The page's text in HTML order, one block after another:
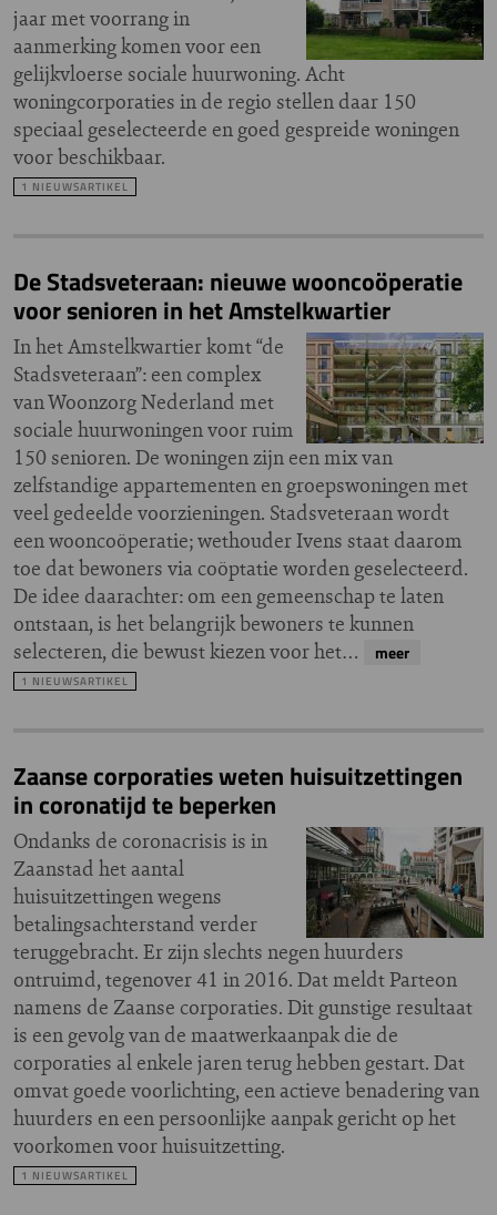
jaar met voorrang in
aanmerking komen voor een
gelijkvloerse sociale huurwoning. Acht
woningcorporaties in de regio stellen daar 150
speciaal geselecteerde en goed gespreide woningen
voor beschikbaar.
1 NIEUWSARTIKEL
De Stadsveteraan: nieuwe wooncoöperatie
voor senioren in het Amstelkwartier
In het Amstelkwartier komt “de
Stadsveteraan”: een complex
van Woonzorg Nederland met
sociale huurwoningen voor ruim
150 senioren. De woningen zijn een mix van
zelfstandige appartementen en groepswoningen met
veel gedeelde voorzieningen. Stadsveteraan wordt
een wooncoöperatie; wethouder Ivens staat daarom
toe dat bewoners via coöptatie worden geselecteerd.
De idee daarachter: om een gemeenschap te laten
ontstaan, is het belangrijk bewoners te kunnen
selecteren, die bewust kiezen voor het…
meer
1 NIEUWSARTIKEL
Zaanse corporaties weten huisuitzettingen
in coronatijd te beperken
Ondanks de coronacrisis is in
Zaanstad het aantal
huisuitzettingen wegens
betalingsachterstand verder
teruggebracht. Er zijn slechts negen huurders
ontruimd, tegenover 41 in 2016. Dat meldt Parteon
namens de Zaanse corporaties. Dit gunstige resultaat
is een gevolg van de maatwerkaanpak die de
corporaties al enkele jaren terug hebben gestart. Dat
omvat goede voorlichting, een actieve benadering van
huurders en een persoonlijke aanpak gericht op het
voorkomen voor huisuitzetting.
1 NIEUWSARTIKEL